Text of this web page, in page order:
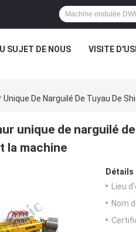
SUJET DE NOUS VISITE
Unique De Narguilé De Tuyau De
unique de narguilé
la machine
Lieu
Nom